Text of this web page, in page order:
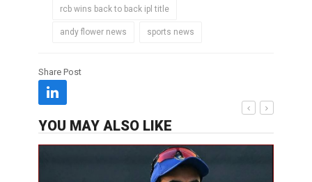
rcb wins back to back ipl title
andy flower news sports news
Share Post
YOU MAY ALSO LIKE